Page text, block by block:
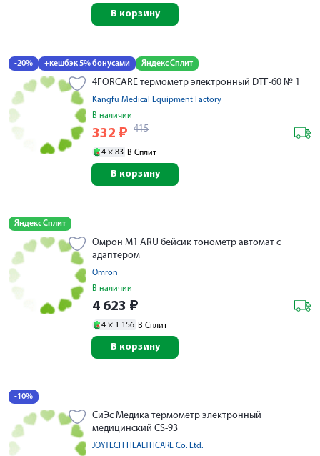
В корзину
-20% +кешбэк 5% бонусами Яндекс Сплит
4FORCARE термометр электронный DTF-60 № 1
Kangfu Medical Equipment Factory
В наличии
332 ₽ 415
4 × 83 В Сплит
В корзину
Яндекс Сплит
Омрон М1 АRU бейсик тонометр автомат с
адаптером
Omron
В наличии
4 623 ₽
4 × 1 156 В Сплит
В корзину
-10%
СиЭс Медика термометр электронный
медицинский CS-93
JOYTECH HEALTHCARE Co. Ltd.